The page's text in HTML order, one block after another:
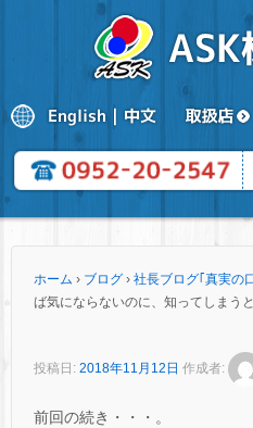
ホーム › ブログ › 社長ブログ｢真実の
ば気にならないのに、知ってしまう
投稿日: 2018年11月12日 作成者:
前回の続き・・・。